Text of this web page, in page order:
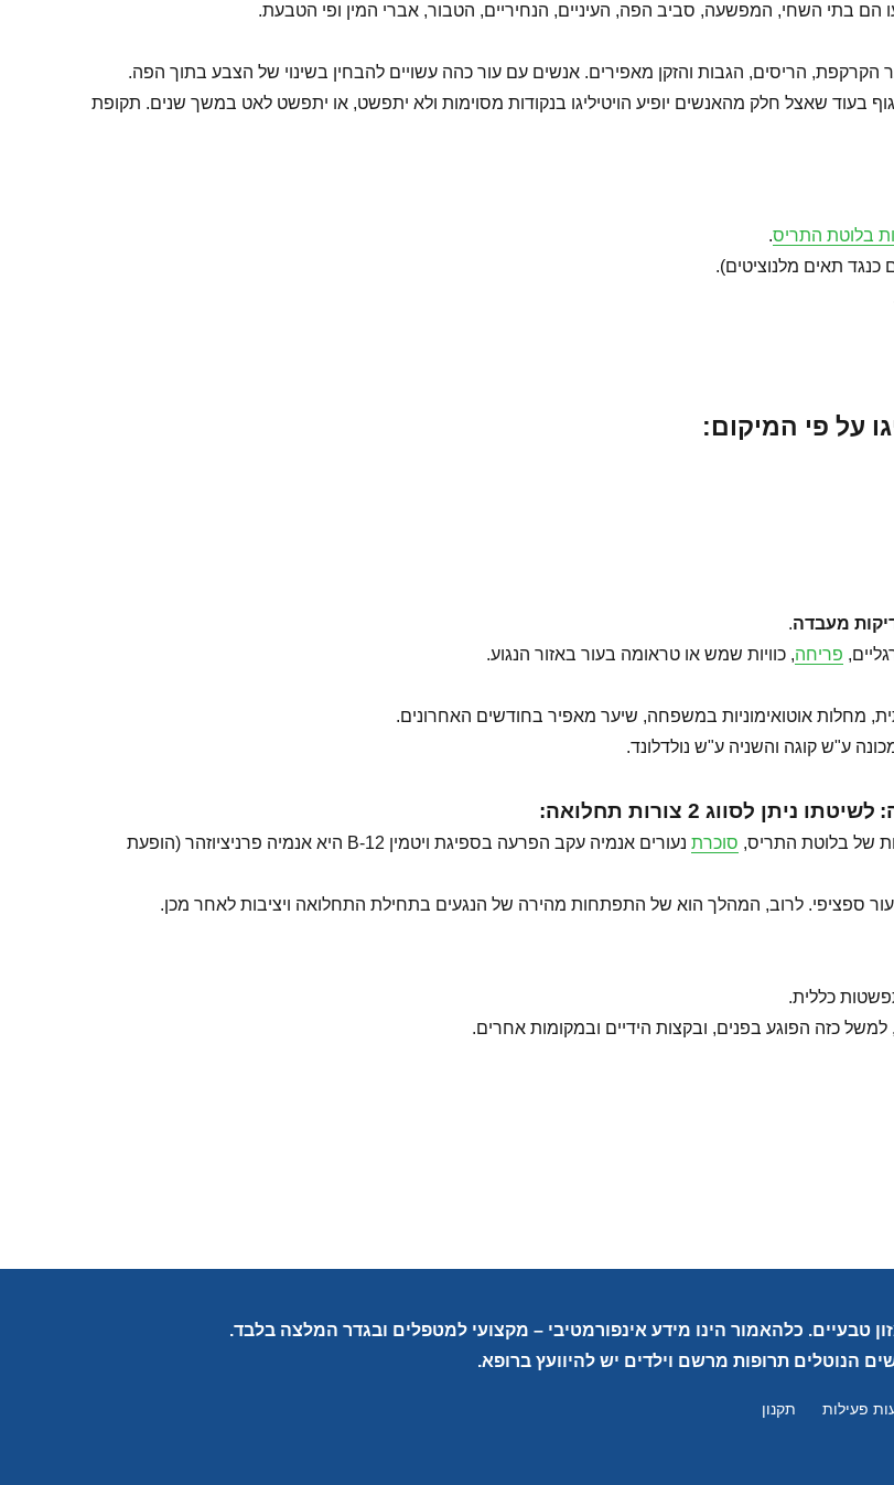
הם בתי השחי, המפשעה, סביב הפה, העיניים, הנחיריים, הטבור, אברי המין ופי הטבעת.
הקרקפת, הריסים, הגבות והזקן מאפירים. אנשים עם עור כהה עשויים להבחין בשינוי של הצבע בתוך הפה.
שאצל חלק מהאנשים יופיע הויטיליגו בנקודות מסוימות ולא יתפשט, או יתפשט לאט במשך שנים. תקופת
בלוטת התריס.
כנגד תאים מלנוציטים).
על פי המיקום:
מעבדה.
פריחה, כוויות שמש או טראומה בעור באזור הנגוע.
ע"ש קוגה והשניה ע"ש נולדלונד.
לשיטתו ניתן לסווג 2 צורות תחלואה:
של בלוטת התריס, סוכרת
נעורים אנמיה עקב הפרעה בספיגת ויטמין B-12 היא אנמיה פרניציוזהר (הופעת
עור ספציפי. לרוב, המהלך הוא של התפתחות מהירה של הנגעים בתחילת התחלואה ויציבות לאחר מכן.
כללית.
כזה הפוגע בפנים, ובקצות הידיים ובמקומות אחרים.
טבעיים. כלהאמור הינו מידע אינפורמטיבי – מקצועי למטפלים ובגדר המלצה בלבד.
הנוטלים תרופות מרשם וילדים יש להיוועץ ברופא.
פעילות תקנון